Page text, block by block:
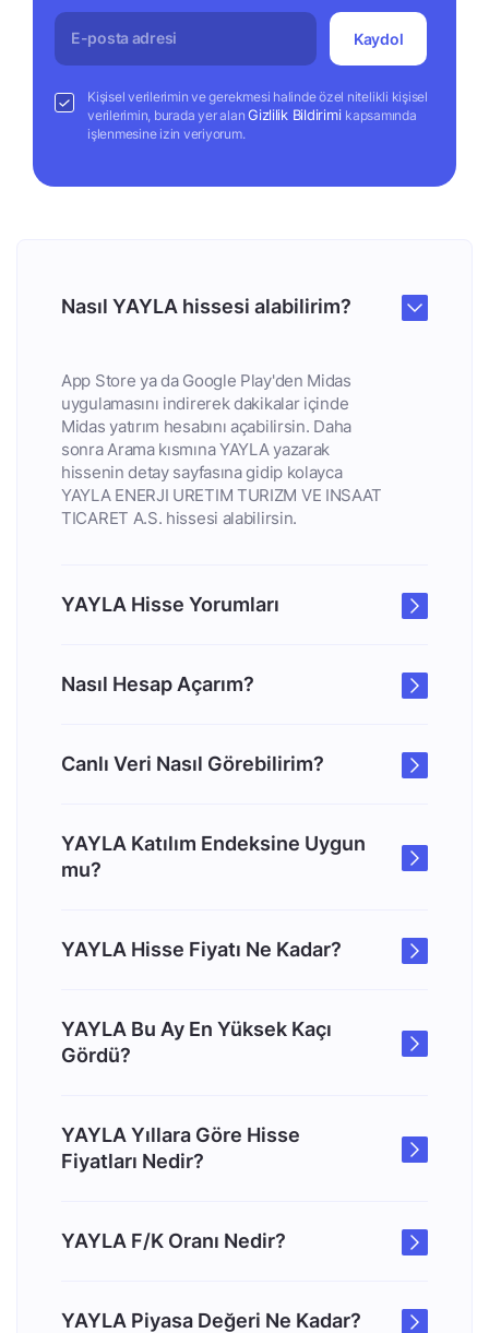
Kaydol
Kişisel verilerimin ve gerekmesi halinde özel nitelikli kişisel
verilerimin, burada yer alanGizlilik Bildirimi kapsamında
işlenmesine izin veriyorum.
Nasıl YAYLA hissesi alabilirim?
App Store ya da Google Play'den Midas
uygulamasını indirerek dakikalar içinde
Midas yatırım hesabını açabilirsin. Daha
sonra Arama kısmına YAYLA yazarak
hissenin detay sayfasına gidip kolayca
YAYLA ENERJI URETIM TURIZM VE INSAAT
TICARET A.S. hissesi alabilirsin.
YAYLA Hisse Yorumları
Nasıl Hesap Açarım?
Canlı Veri Nasıl Görebilirim?
YAYLA Katılım Endeksine Uygun
mu?
YAYLA Hisse Fiyatı Ne Kadar?
YAYLA Bu Ay En Yüksek Kaçı
Gördü?
YAYLA Yıllara Göre Hisse
Fiyatları Nedir?
YAYLA F/K Oranı Nedir?
YAYLA Piyasa Değeri Ne Kadar?